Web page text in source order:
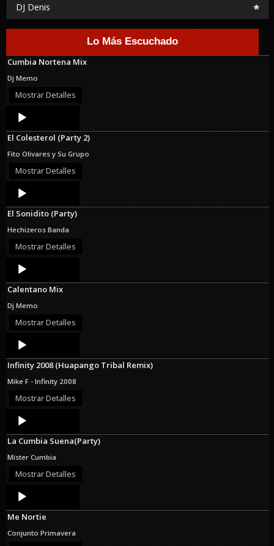
DJ Denis
Lo Más Escuchado
Cumbia Nortena Mix
Dj Memo
Mostrar Detalles
Audio
Player
El Colesterol (Party 2)
Fito Olivares y Su Grupo
Mostrar Detalles
Audio
Player
El Sonidito (Party)
Hechizeros Banda
Mostrar Detalles
Audio
Player
Calentano Mix
Dj Memo
Mostrar Detalles
Audio
Player
Infinity 2008 (Huapango Tribal Remix)
Mike F - Infinity 2008
Mostrar Detalles
Audio
Player
La Cumbia Suena(Party)
Mister Cumbia
Mostrar Detalles
Audio
Player
Me Nortie
Conjunto Primavera